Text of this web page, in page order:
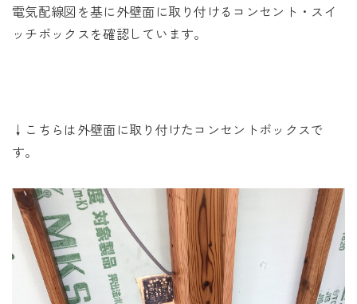
電気配線図を基に外壁面に取り付けるコンセント・スイ
ッチボックスを確認しています。
↓こちらは外壁面に取り付けたコンセントボックスで
す。